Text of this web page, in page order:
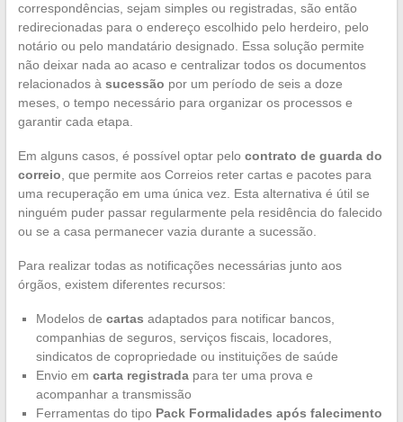
correspondências, sejam simples ou registradas, são então
redirecionadas para o endereço escolhido pelo herdeiro, pelo
notário ou pelo mandatário designado. Essa solução permite
não deixar nada ao acaso e centralizar todos os documentos
relacionados à sucessão por um período de seis a doze
meses, o tempo necessário para organizar os processos e
garantir cada etapa.
Em alguns casos, é possível optar pelo contrato de guarda do
correio , que permite aos Correios reter cartas e pacotes para
uma recuperação em uma única vez. Esta alternativa é útil se
ninguém puder passar regularmente pela residência do falecido
ou se a casa permanecer vazia durante a sucessão.
Para realizar todas as notificações necessárias junto aos
órgãos, existem diferentes recursos:
Modelos de cartas adaptados para notificar bancos,
companhias de seguros, serviços fiscais, locadores,
sindicatos de copropriedade ou instituições de saúde
Envio em carta registradapara ter uma prova e
acompanhar a transmissão
Ferramentas do tipo Pack Formalidades após falecimento